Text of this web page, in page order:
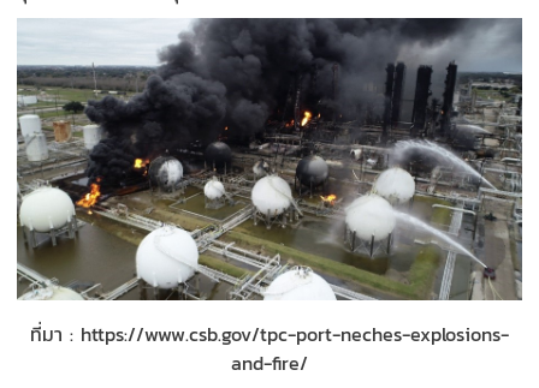
ที่มา : https://www.csb.gov/tpc-port-neches-explosions-
and-fire/